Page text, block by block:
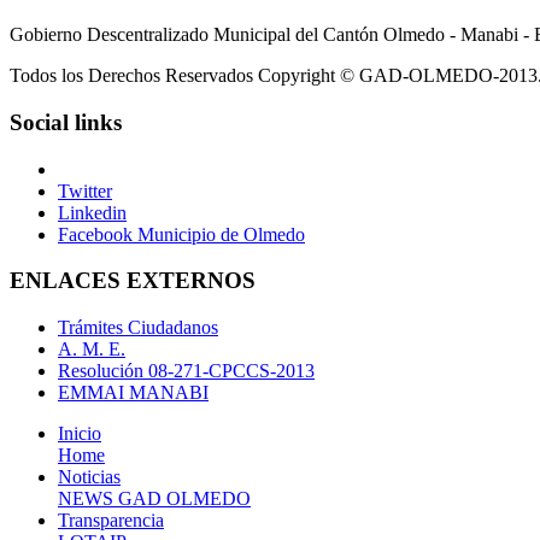
Gobierno Descentralizado Municipal del Cantón Olmedo - Manabi -
Todos los Derechos Reservados Copyright © GAD-OLMEDO-2013.
Social links
Twitter
Linkedin
Facebook Municipio de Olmedo
ENLACES EXTERNOS
Trámites Ciudadanos
A. M. E.
Resolución 08-271-CPCCS-2013
EMMAI MANABI
Inicio
Home
Noticias
NEWS GAD OLMEDO
Transparencia